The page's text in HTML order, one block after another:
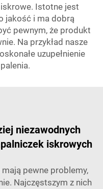
Istotne jest
jakość i ma dobrą
pewnym, że produkt
Na przykład nasze
uzupełnienie
niezawodnych
iskrowych
pewne problemy,
Najczęstszym z nich